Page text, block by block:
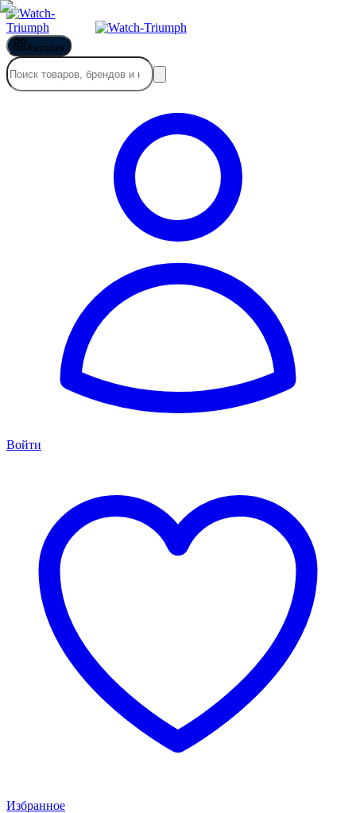
Каталог
Войти
Избранное